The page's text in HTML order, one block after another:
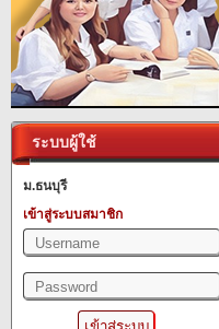
ระบบผู้ใช้
ม.ธนบุรี
เข้าสู่ระบบสมาชิก